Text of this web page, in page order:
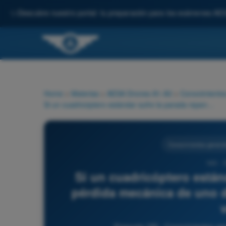
Descubre nuestro portal: tu preparación para los exámenes
Home Materias AESA Drones A1-A3
Si un cuadricóptero
pérdida mecánica de uno